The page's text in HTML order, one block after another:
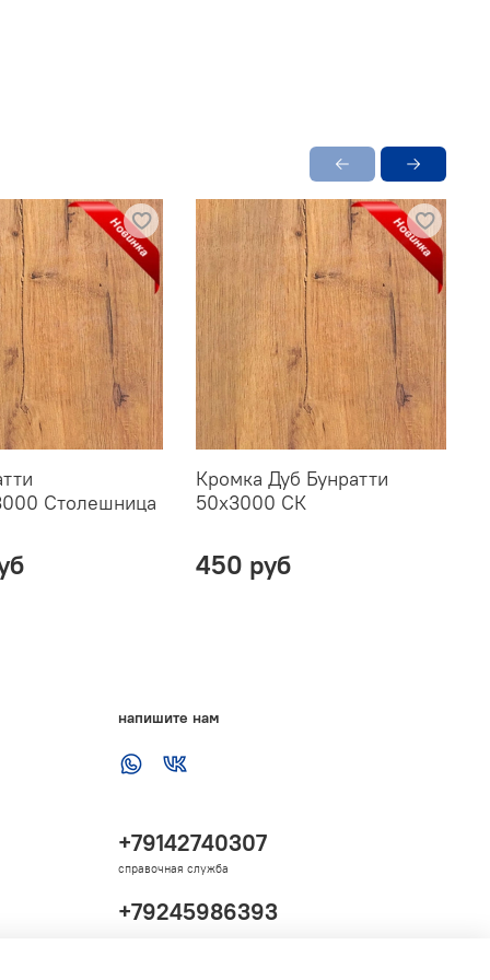
Столешница
Кромка Дуб Бунратти
50х3000 СК
450 руб
напишите нам
+79142740307
справочная служба
+79245986393